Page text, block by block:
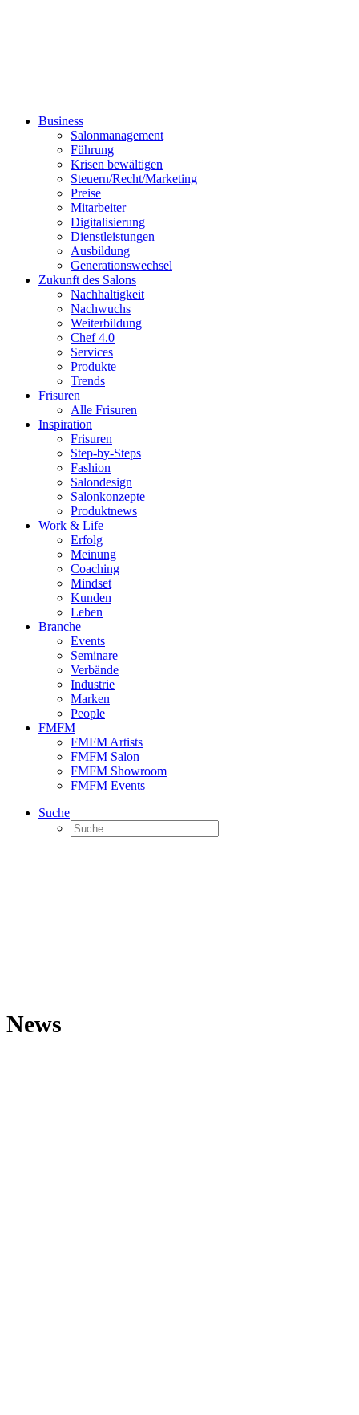
Business
Salonmanagement
Führung
Krisen bewältigen
Steuern/Recht/Marketing
Preise
Mitarbeiter
Digitalisierung
Dienstleistungen
Ausbildung
Generationswechsel
Zukunft des Salons
Nachhaltigkeit
Nachwuchs
Weiterbildung
Chef 4.0
Services
Produkte
Trends
Frisuren
Alle Frisuren
Inspiration
Frisuren
Step-by-Steps
Fashion
Salondesign
Salonkonzepte
Produktnews
Work & Life
Erfolg
Meinung
Coaching
Mindset
Kunden
Leben
Branche
Events
Seminare
Verbände
Industrie
Marken
People
FMFM
FMFM Artists
FMFM Salon
FMFM Showroom
FMFM Events
Suche
News